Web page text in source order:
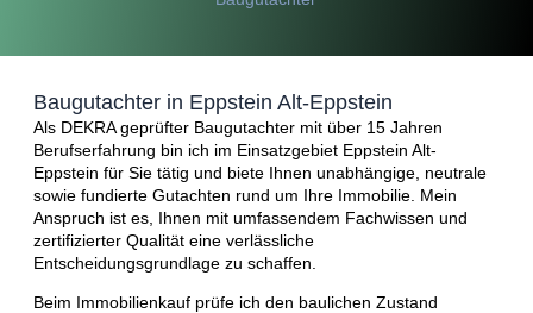
Baugutachter in Eppstein Alt-Eppstein
Als DEKRA geprüfter Baugutachter mit über 15 Jahren
Berufserfahrung bin ich im Einsatzgebiet Eppstein Alt-
Eppstein für Sie tätig und biete Ihnen unabhängige, neutrale
sowie fundierte Gutachten rund um Ihre Immobilie. Mein
Anspruch ist es, Ihnen mit umfassendem Fachwissen und
zertifizierter Qualität eine verlässliche
Entscheidungsgrundlage zu schaffen.
Beim Immobilienkauf prüfe ich den baulichen Zustand